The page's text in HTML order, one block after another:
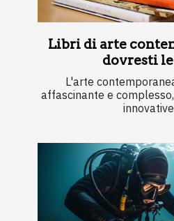
Libri di arte
dovresti
L'arte
affascinante e
innovative